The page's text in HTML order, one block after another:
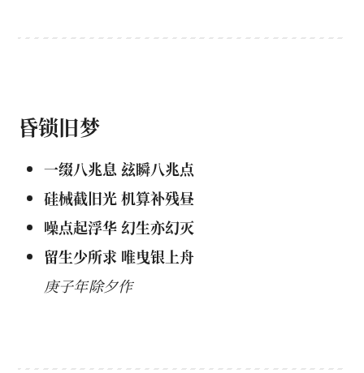
昏锁旧梦
一缀八兆息 玆瞬八兆点
硅械截旧光 机算补残昼
噪点起浮华 幻生亦幻灭
留生少所求 唯曳银上舟
庚子年除夕作